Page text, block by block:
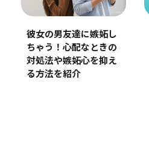
彼女の男友達に嫉妬し
ちゃう！心配なときの
対処法や嫉妬心を抑え
る方法を紹介